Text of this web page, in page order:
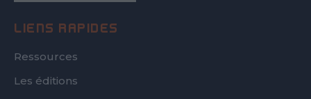
LIENS RAPIDES
Ressources
Les éditions